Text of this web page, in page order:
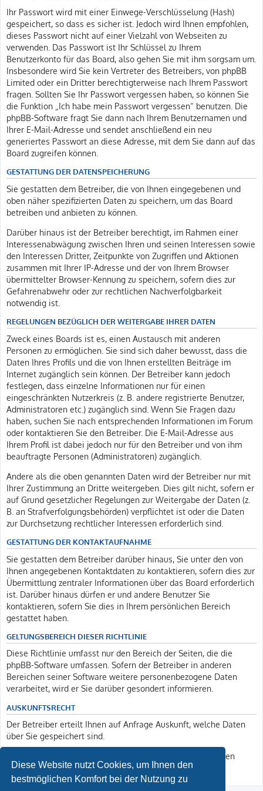
Diese Website nutzt Cookies, um Ihnen den
bestmöglichen Komfort bei der Nutzung zu
Ihr Passwort wird mit einer Einwege-Verschlüsselung (Hash)
gespeichert, so dass es sicher ist. Jedoch wird Ihnen empfohlen,
dieses Passwort nicht auf einer Vielzahl von Webseiten zu
verwenden. Das Passwort ist Ihr Schlüssel zu Ihrem
Benutzerkonto für das Board, also gehen Sie mit ihm sorgsam um.
Insbesondere wird Sie kein Vertreter des Betreibers, von phpBB
Limited oder ein Dritter berechtigterweise nach Ihrem Passwort
fragen. Sollten Sie Ihr Passwort vergessen haben, so können Sie
die Funktion „Ich habe mein Passwort vergessen“ benutzen. Die
phpBB-Software fragt Sie dann nach Ihrem Benutzernamen und
Ihrer E-Mail-Adresse und sendet anschließend ein neu
generiertes Passwort an diese Adresse, mit dem Sie dann auf das
Board zugreifen können.
GESTATTUNG DER DATENSPEICHERUNG
Sie gestatten dem Betreiber, die von Ihnen eingegebenen und
oben näher spezifizierten Daten zu speichern, um das Board
betreiben und anbieten zu können.
Darüber hinaus ist der Betreiber berechtigt, im Rahmen einer
Interessenabwägung zwischen Ihren und seinen Interessen sowie
den Interessen Dritter, Zeitpunkte von Zugriffen und Aktionen
zusammen mit Ihrer IP-Adresse und der von Ihrem Browser
übermittelter Browser-Kennung zu speichern, sofern dies zur
Gefahrenabwehr oder zur rechtlichen Nachverfolgbarkeit
notwendig ist.
REGELUNGEN BEZÜGLICH DER WEITERGABE IHRER DATEN
Zweck eines Boards ist es, einen Austausch mit anderen
Personen zu ermöglichen. Sie sind sich daher bewusst, dass die
Daten Ihres Profils und die von Ihnen erstellten Beiträge im
Internet zugänglich sein können. Der Betreiber kann jedoch
festlegen, dass einzelne Informationen nur für einen
eingeschränkten Nutzerkreis (z. B. andere registrierte Benutzer,
Administratoren etc.) zugänglich sind. Wenn Sie Fragen dazu
haben, suchen Sie nach entsprechenden Informationen im Forum
oder kontaktieren Sie den Betreiber. Die E-Mail-Adresse aus
Ihrem Profil ist dabei jedoch nur für den Betreiber und von ihm
beauftragte Personen (Administratoren) zugänglich.
Andere als die oben genannten Daten wird der Betreiber nur mit
Ihrer Zustimmung an Dritte weitergeben. Dies gilt nicht, sofern er
auf Grund gesetzlicher Regelungen zur Weitergabe der Daten (z.
B. an Strafverfolgungsbehörden) verpflichtet ist oder die Daten
zur Durchsetzung rechtlicher Interessen erforderlich sind.
GESTATTUNG DER KONTAKTAUFNAHME
Sie gestatten dem Betreiber darüber hinaus, Sie unter den von
Ihnen angegebenen Kontaktdaten zu kontaktieren, sofern dies zur
Übermittlung zentraler Informationen über das Board erforderlich
ist. Darüber hinaus dürfen er und andere Benutzer Sie
kontaktieren, sofern Sie dies in Ihrem persönlichen Bereich
gestattet haben.
GELTUNGSBEREICH DIESER RICHTLINIE
Diese Richtlinie umfasst nur den Bereich der Seiten, die die
phpBB-Software umfassen. Sofern der Betreiber in anderen
Bereichen seiner Software weitere personenbezogene Daten
verarbeitet, wird er Sie darüber gesondert informieren.
AUSKUNFTSRECHT
Der Betreiber erteilt Ihnen auf Anfrage Auskunft, welche Daten
über Sie gespeichert sind.
Sie können jederzeit die Löschung bzw. Sperrung Ihrer Daten
verlangen. Kontaktieren Sie hierzu bitte den Betreiber.